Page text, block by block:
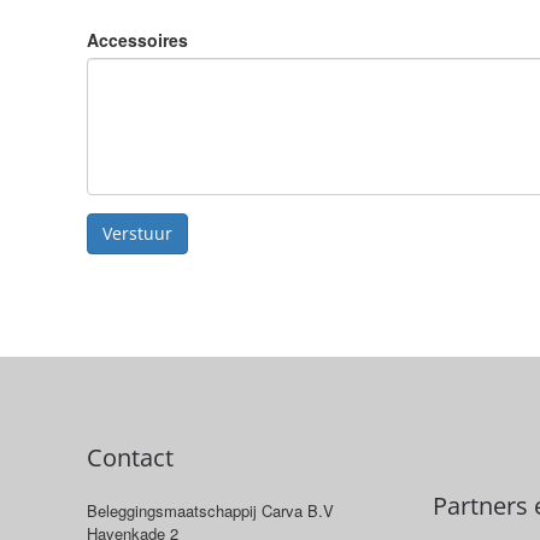
Accessoires
Verstuur
Contact
Beleggingsmaatschappij Carva B.V
Havenkade 2
Partners